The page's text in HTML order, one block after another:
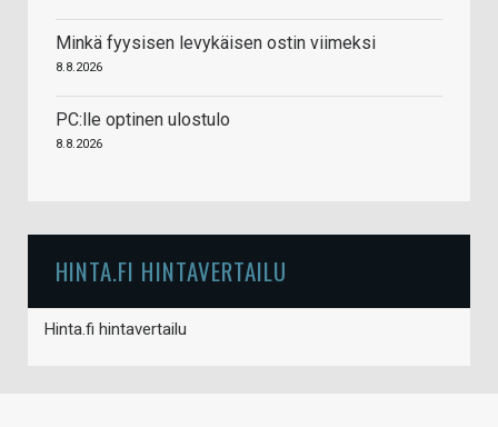
Minkä fyysisen levykäisen ostin viimeksi
8.8.2026
PC:lle optinen ulostulo
8.8.2026
HINTA.FI HINTAVERTAILU
Hinta.fi hintavertailu